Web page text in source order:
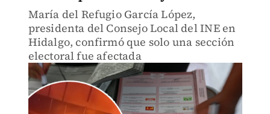
María del Refugio García López,
presidenta del Consejo Local del INE en
Hidalgo, confirmó que solo una sección
electoral fue afectada